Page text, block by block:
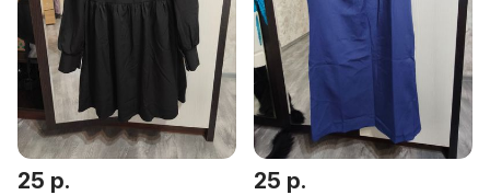
25 р. 25 р.